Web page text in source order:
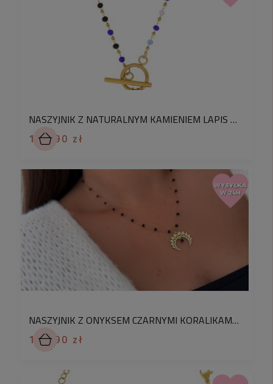
drobne złote koraliki
większe czerwone, fasetowane elementy
pięknie odbijają światło i dodają biżuterii
wyjątkowego blasku. Dzięki temu choker podkreśla
linię szyi i dekolt, wnosząc nutę elegancji do każdej
stylizacji. Możesz nosić go samodzielnie lub łączyć
zestawy.
W kolekcji znajdziesz również bransoletkę do
elegancką całość.
Dlaczego warto wybrać ten naszyjnik?
wykonany z pozłacanej stali chirurgicznej
316L – trwały i odporny na codzienne
noszenie,
połączenie czerwonych i złotych koralików –
efektowny kontrast i piękny połysk,
subtelny design pasujący na każdą okazję,
innymi naszyjnikami,
opcja stworzenia kompletu z bransoletką,
biżuteria wykonywana ręcznie w Polsce –
możliwość personalizacji – dostosujemy
NASZYJNIK Z NATURALNYM KAMIENIEM LAPIS LAZULI POZŁACANA STAL CHIRURGICZNA 316L
114,90 zł
NASZYJNIK Z ONYKSEM CZARNYMI KORALIKAMI I AŻUROWYM KSIĘŻYCEM ZE STALI CHIRURGICZNEJ
104,90 zł